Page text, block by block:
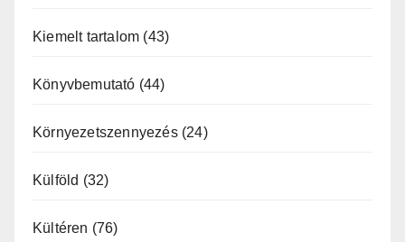
Kiemelt tartalom (43)
Könyvbemutató (44)
Környezetszennyezés(24)
Külföld (32)
Kültéren (76)